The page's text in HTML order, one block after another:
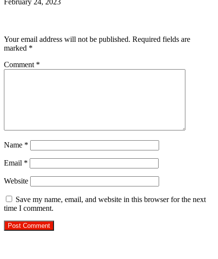
February 24, 2023
Your email address will not be published. Required fields are
marked *
Comment *
Name *
Email *
Website
Save my name, email, and website in this browser for the next
time I comment.